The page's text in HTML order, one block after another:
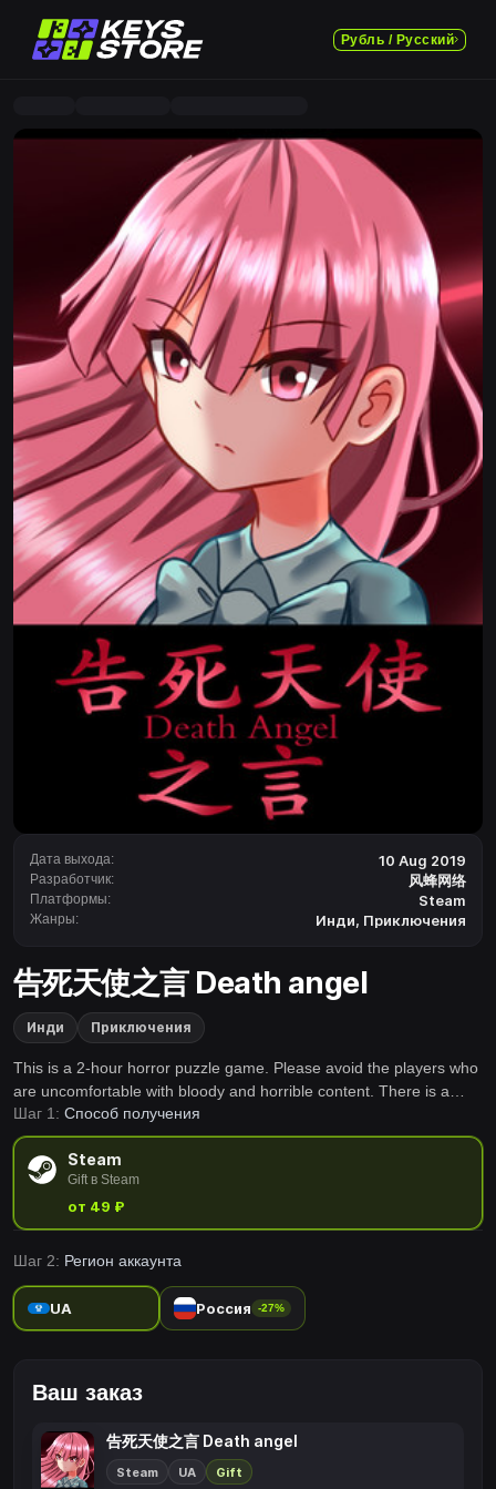
Рубль / Русский
Дата выхода: 10 Aug 2019
Разработчик: 风蜂网络
Платформы: Steam
Жанры: Инди, Приключения
告死天使之言 Death angel
Инди Приключения
This is a 2-hour horror puzzle game. Please avoid the players who
are uncomfortable with bloody and horrible content. There is a
rumor in this city about suing angels. It is said that people only
need to see this creature called suicidal angel You'll get an
invitation from the angel of death.
Шаг 1: Способ получения
Steam
Gift в Steam
от 49 ₽
Шаг 2: Регион аккаунта
UA Россия -27%
Ваш заказ
告死天使之言 Death angel
Steam UA Gift